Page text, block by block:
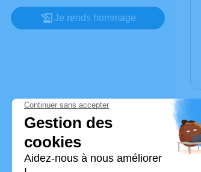
Je rends hommage